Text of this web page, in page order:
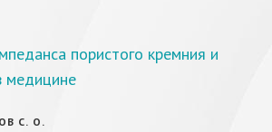
пористого кремния и
медицине
С. О.